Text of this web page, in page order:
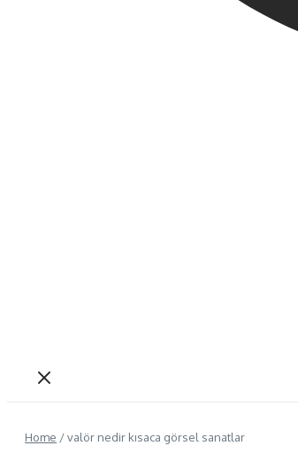
Home /valör nedir kısaca görsel sanatlar